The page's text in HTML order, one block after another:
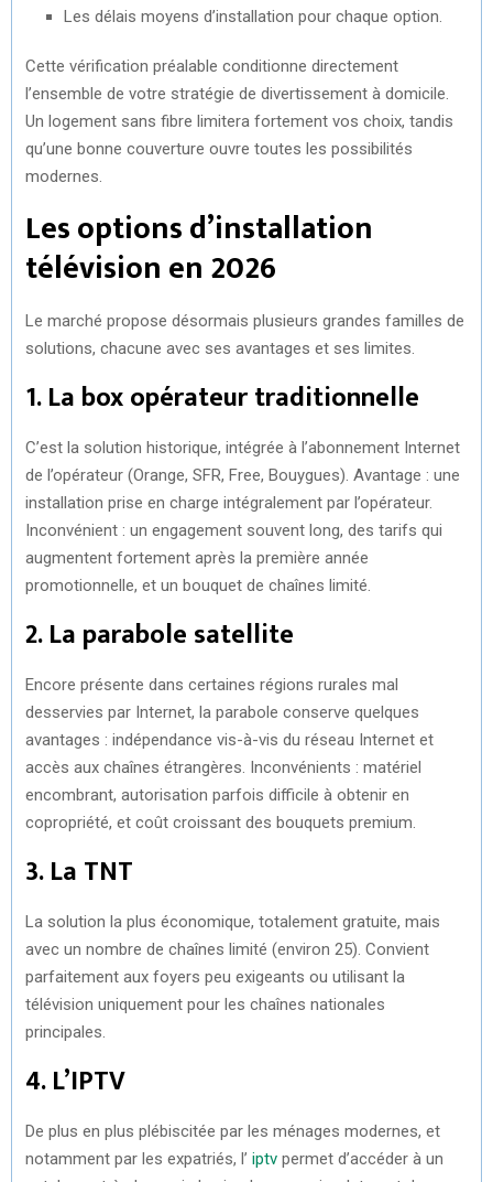
Les délais moyens d’installation pour chaque option.
Cette vérification préalable conditionne directement
l’ensemble de votre stratégie de divertissement à domicile.
Un logement sans fibre limitera fortement vos choix, tandis
qu’une bonne couverture ouvre toutes les possibilités
modernes.
Les options d’installation
télévision en 2026
Le marché propose désormais plusieurs grandes familles de
solutions, chacune avec ses avantages et ses limites.
1. La box opérateur traditionnelle
C’est la solution historique, intégrée à l’abonnement Internet
de l’opérateur (Orange, SFR, Free, Bouygues). Avantage : une
installation prise en charge intégralement par l’opérateur.
Inconvénient : un engagement souvent long, des tarifs qui
augmentent fortement après la première année
promotionnelle, et un bouquet de chaînes limité.
2. La parabole satellite
Encore présente dans certaines régions rurales mal
desservies par Internet, la parabole conserve quelques
avantages : indépendance vis-à-vis du réseau Internet et
accès aux chaînes étrangères. Inconvénients : matériel
encombrant, autorisation parfois difficile à obtenir en
copropriété, et coût croissant des bouquets premium.
3. La TNT
La solution la plus économique, totalement gratuite, mais
avec un nombre de chaînes limité (environ 25). Convient
parfaitement aux foyers peu exigeants ou utilisant la
télévision uniquement pour les chaînes nationales
principales.
4. L’IPTV
De plus en plus plébiscitée par les ménages modernes, et
notamment par les expatriés, l’ iptv permet d’accéder à un